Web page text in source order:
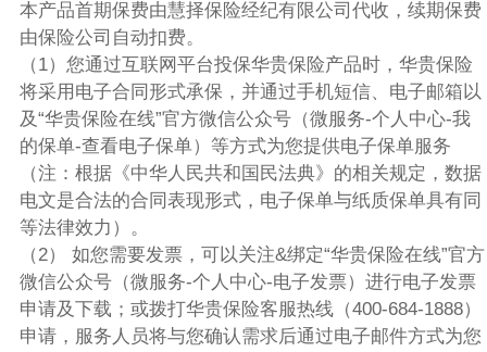
本产品首期保费由慧择保险经纪有限公司代收，续期保费
由保险公司自动扣费。
（1）您通过互联网平台投保华贵保险产品时，华贵保险
将采用电子合同形式承保，并通过手机短信、电子邮箱以
及“华贵保险在线”官方微信公众号（微服务-个人中心-我
的保单-查看电子保单）等方式为您提供电子保单服务
（注：根据《中华人民共和国民法典》的相关规定，数据
电文是合法的合同表现形式，电子保单与纸质保单具有同
等法律效力）。
（2） 如您需要发票，可以关注&绑定“华贵保险在线”官方
微信公众号（微服务-个人中心-电子发票）进行电子发票
申请及下载；或拨打华贵保险客服热线（400-684-1888）
申请，服务人员将与您确认需求后通过电子邮件方式为您